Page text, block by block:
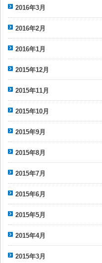
2016年3月
2016年2月
2016年1月
2015年12月
2015年11月
2015年10月
2015年9月
2015年8月
2015年7月
2015年6月
2015年5月
2015年4月
2015年3月